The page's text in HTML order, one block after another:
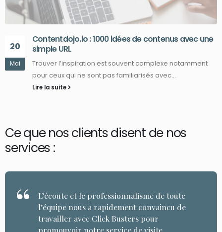
20
Mai
Contentdojo.io : 1000 idées de contenus avec une
simple URL
Trouver l’inspiration est souvent complexe notamment
pour ceux qui ne sont pas familiarisés avec...
Lire la suite
Ce que nos clients disent de nos
services :
L’écoute et le professionnalisme de toute
l’équipe nous a rapidement convaincu de
travailler avec Click Busters pour
promouvoir notre service de visite